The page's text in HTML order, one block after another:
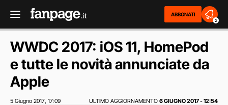
ABBONATI
2
WWDC 2017: iOS 11, HomePod
e tutte le novità annunciate da
Apple
5 Giugno 2017 17:09 ULTIMO AGGIORNAMENTO 6 GIUGNO 2017 - 12:54